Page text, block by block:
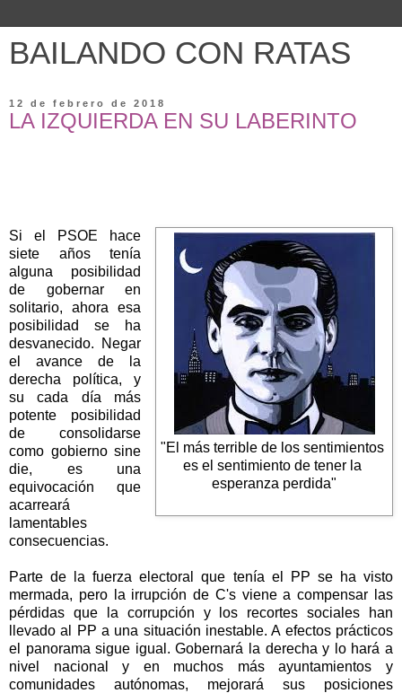
BAILANDO CON RATAS
12 de febrero de 2018
LA IZQUIERDA EN SU LABERINTO
"El más terrible de los sentimientos
es el sentimiento de tener la
esperanza perdida"
Si el PSOE hace
siete años tenía
alguna posibilidad
de gobernar en
solitario, ahora esa
posibilidad se ha
desvanecido. Negar
el avance de la
derecha política, y
su cada día más
potente posibilidad
de consolidarse
como gobierno sine
die, es una
equivocación que
acarreará
lamentables
consecuencias.
Parte de la fuerza electoral que tenía el PP se ha visto
mermada, pero la irrupción de C's viene a compensar las
pérdidas que la corrupción y los recortes sociales han
llevado al PP a una situación inestable. A efectos prácticos
el panorama sigue igual. Gobernará la derecha y lo hará a
nivel nacional y en muchos más ayuntamientos y
comunidades autónomas, mejorará sus posiciones